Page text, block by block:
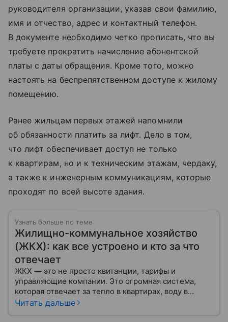
руководителя организации, указав свои фамилию,
имя и отчество, адрес и контактный телефон.
В документе необходимо четко прописать, что вы
требуете прекратить начисление абонентской
платы с даты обращения. Кроме того, можно
настоять на беспрепятственном доступе к жилому
помещению.
Ранее жильцам первых этажей напомнили
об обязанности платить за лифт. Дело в том,
что лифт обеспечивает доступ не только
к квартирам, но и к техническим этажам, чердаку,
а также к инженерным коммуникациям, которые
проходят по всей высоте здания.
Узнать больше по теме
Жилищно-коммунальное хозяйство
(ЖКХ): как все устроено и кто за что
отвечает
ЖКХ — это не просто квитанции, тарифы и
управляющие компании. Это огромная система,
которая отвечает за тепло в квартирах, воду в
кране, освещение улиц и чистоту во дворах.
Читать дальше